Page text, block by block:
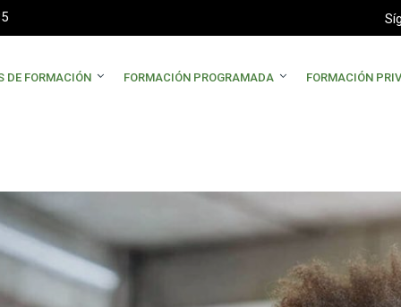
DE FORMACIÓN FORMACIÓN PROGRAMADA FORMACIÓN